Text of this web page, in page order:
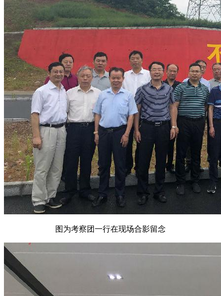
图为考察团一行在现场合影留念